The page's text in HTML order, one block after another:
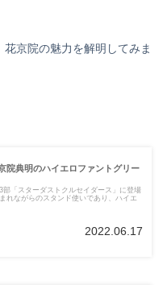
京院の魅力を解明してみま
院典明のハイエロファントグリー
部「スターダストクルセイダース」に登場
れながらのスタンド使いであり、ハイエ
2022.06.17